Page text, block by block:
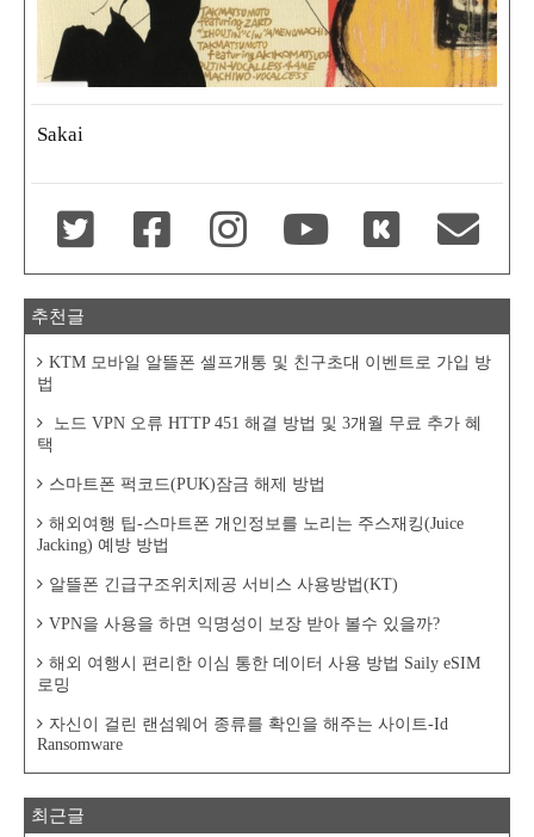
Sakai
추천글
KTM 모바일 알뜰폰 셀프개통 및 친구초대 이벤트로 가입 방
법
노드 VPN 오류 HTTP 451 해결 방법 및 3개월 무료 추가 혜
택
스마트폰 퍽코드(PUK)잠금 해제 방법
해외여행 팁-스마트폰 개인정보를 노리는 주스재킹(Juice
Jacking) 예방 방법
알뜰폰 긴급구조위치제공 서비스 사용방법(KT)
VPN을 사용을 하면 익명성이 보장 받아 볼수 있을까?
해외 여행시 편리한 이심 통한 데이터 사용 방법 Saily eSIM
로밍
자신이 걸린 랜섬웨어 종류를 확인을 해주는 사이트-Id
Ransomware
최근글